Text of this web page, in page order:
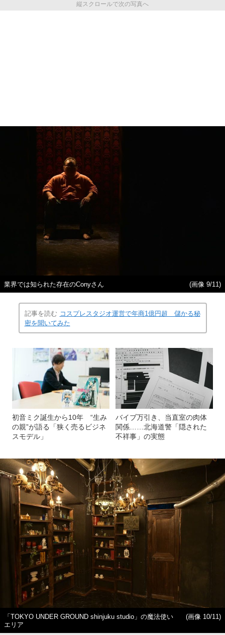
縦スクロールで次の写真へ
業界では知られた存在のConyさん (画像 9/11)
記事を読む コスプレスタジオ運営で年商1億円超 儲かる秘
密を聞いてみた
初音ミク誕生から10年 “生み
の親”が語る「狭く売るビジネ
スモデル」
バイブ万引き、当直室の肉体
関係……北海道警「隠された
不祥事」の実態
「TOKYO UNDER GROUND shinjuku studio」の魔法使い
エリア
(画像 10/11)